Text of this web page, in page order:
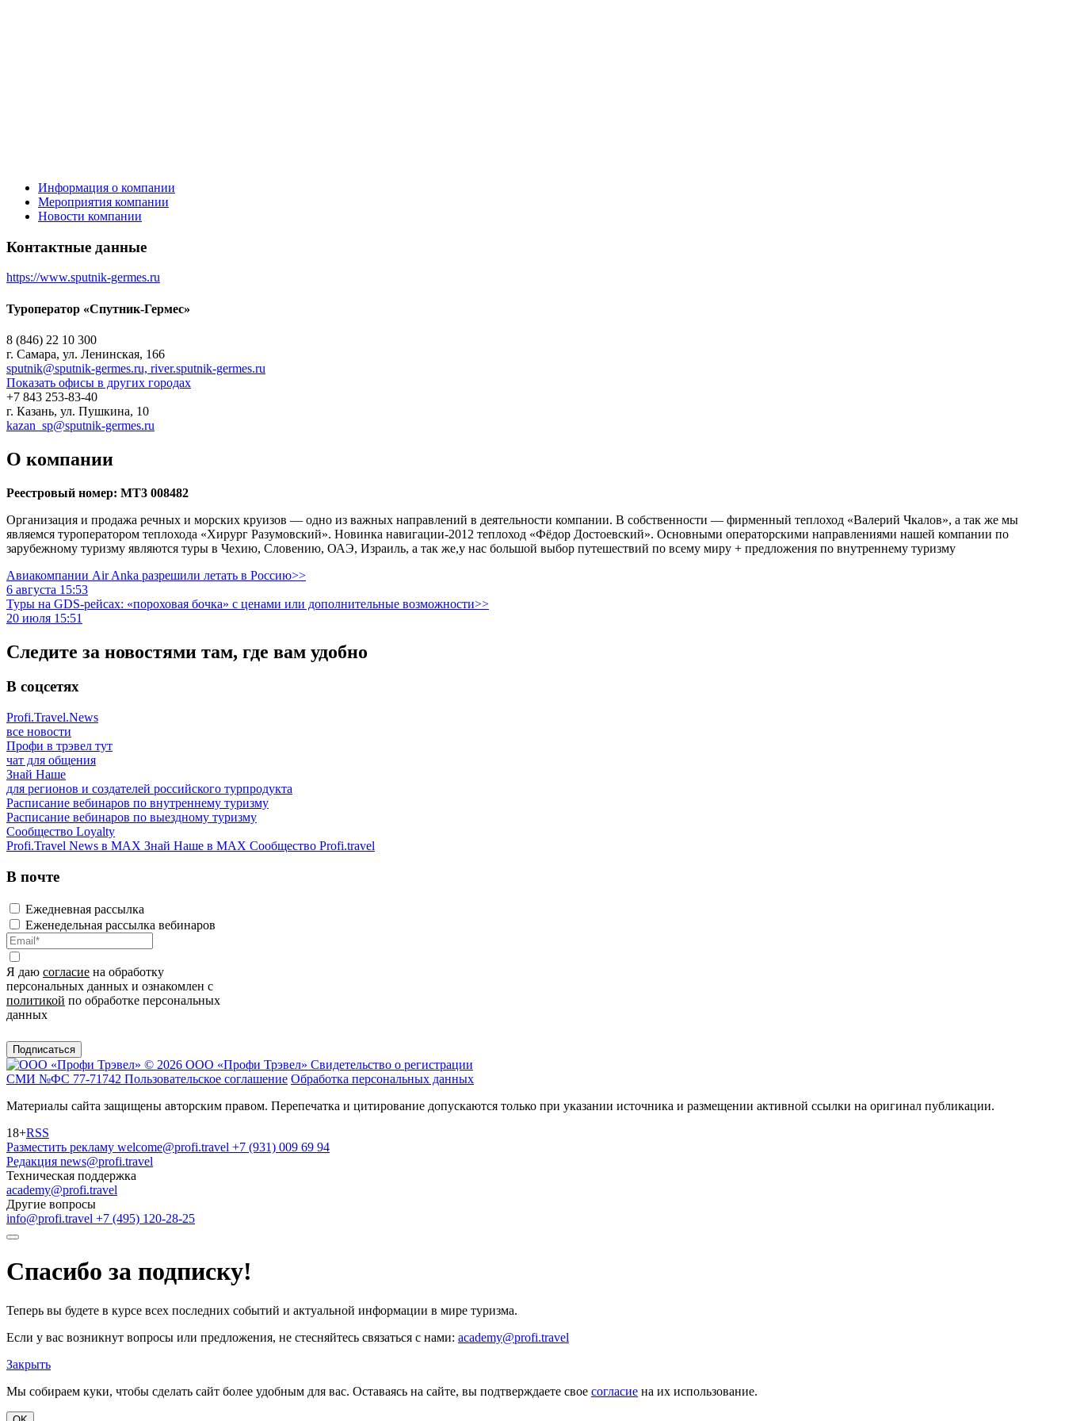
Информация о компании
Мероприятия компании
Новости компании
Контактные данные
https://www.sputnik-germes.ru
Туроператор «Спутник-Гермес»
8 (846) 22 10 300
г. Самара, ул. Ленинская, 166
sputnik@sputnik-germes.ru, river.sputnik-germes.ru
Показать офисы в других городах
+7 843 253-83-40
г. Казань, ул. Пушкина, 10
kazan_sp@sputnik-germes.ru
О компании
Реестровый номер: МТ3 008482
Организация и продажа речных и морских круизов — одно из важных направлений в деятельности компании. В собственности — фирменный теплоход «Валерий Чкалов», а так же мы
являемся туроператором теплохода «Хирург Разумовский». Новинка навигации-2012 теплоход «Фёдор Достоевский». Основными операторскими направлениями нашей компании по
зарубежному туризму являются туры в Чехию, Словению, ОАЭ, Израиль, а так же,у нас большой выбор путешествий по всему миру + предложения по внутреннему туризму
Авиакомпании Air Anka разрешили летать в Россию>>
6 августа 15:53
Туры на GDS-рейсах: «пороховая бочка» с ценами или дополнительные возможности>>
20 июля 15:51
Следите за новостями там, где вам удобно
В соцсетях
Profi.Travel.News
все новости
Профи в трэвел тут
чат для общения
Знай Наше
для регионов и создателей российского турпродукта
Расписание вебинаров по внутреннему туризму
Расписание вебинаров по выездному туризму
Сообщество Loyalty
Profi.Travel News в MAX Знай Наше в MAX Сообщество Profi.travel
В почте
Ежедневная рассылка
Еженедельная рассылка вебинаров
Я даю согласие на обработку
персональных данных и ознакомлен с
политикой по обработке персональных
данных
Подписаться
© 2026 ООО «Профи Трэвeл» Свидетельство о регистрации
СМИ №ФС 77-71742 Пользовательское соглашение Обработка персональных данных
Материалы сайта защищены авторским правом. Перепечатка и цитирование допускаются только при указании источника и размещении активной ссылки на оригинал публикации.
18+RSS
Разместить рекламу welcome@profi.travel +7 (931) 009 69 94
Редакция news@profi.travel
Техническая поддержка
academy@profi.travel
Другие вопросы
info@profi.travel +7 (495) 120-28-25
Спасибо за подписку!
Теперь вы будете в курсе всех последних событий и актуальной информации в мире туризма.
Если у вас возникнут вопросы или предложения, не стесняйтесь связаться с нами: academy@profi.travel
Закрыть
Мы собираем куки, чтобы сделать сайт более удобным для вас. Оставаясь на сайте, вы подтверждаете свое согласие на их использование.